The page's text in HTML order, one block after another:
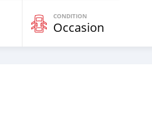
CONDITION
Occasion